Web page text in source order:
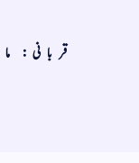
قربانی: